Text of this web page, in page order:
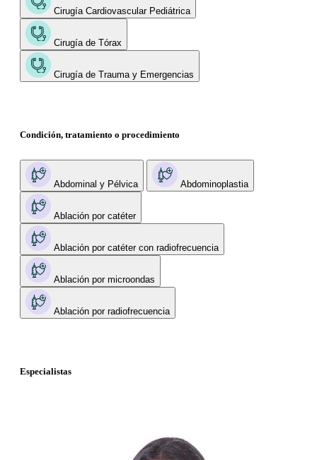
Cirugía Cardiovascular Pediátrica
Cirugía de Tórax
Cirugía de Trauma y Emergencias
Condición, tratamiento o procedimiento
Abdominal y Pélvica Abdominoplastia
Ablación por catéter
Ablación por catéter con radiofrecuencia
Ablación por microondas
Ablación por radiofrecuencia
Especialistas